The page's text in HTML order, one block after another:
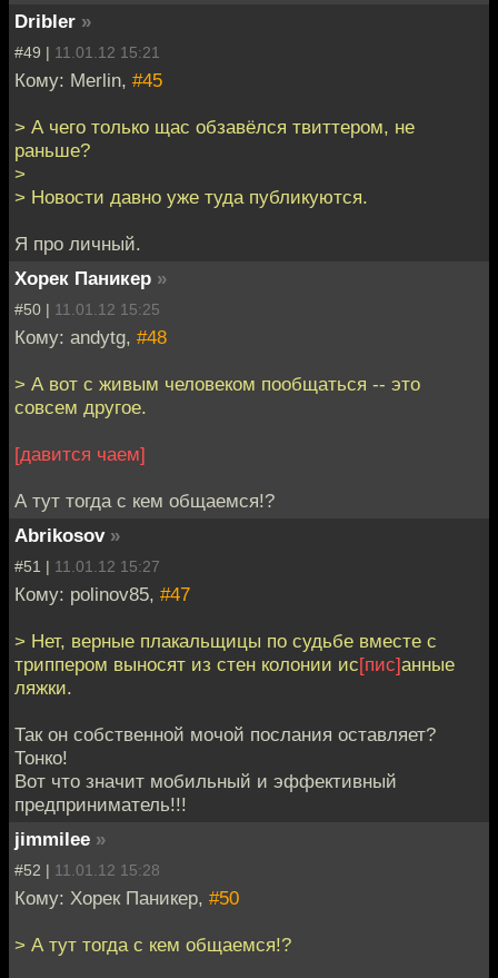
Dribler »
#49 | 11.01.12 15:21
Кому: Merlin, #45
> А чего только щас обзавёлся твиттером, не
раньше?
>
> Новости давно уже туда публикуются.
Я про личный.
Хорек Паникер »
#50 | 11.01.12 15:25
Кому: andytg, #48
> А вот с живым человеком пообщаться -- это
совсем другое.
[давится чаем]
А тут тогда с кем общаемся!?
Abrikosov »
#51 | 11.01.12 15:27
Кому: polinov85, #47
> Нет, верные плакальщицы по судьбе вместе с
триппером выносят из стен колонии ис[пис]анные
ляжки.
Так он собственной мочой послания оставляет?
Тонко!
Вот что значит мобильный и эффективный
предприниматель!!!
jimmilee »
#52 | 11.01.12 15:28
Кому: Хорек Паникер, #50
> А тут тогда с кем общаемся!?